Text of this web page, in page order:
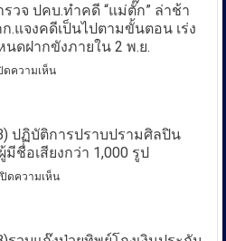
วจ ปคบ.ทำคดี “แม่ตั๊ก” ล่าช้า
.แจงคดีเป็นไปตามขั้นตอน เร่ง
ดฝากขังภายใน 2 พ.ย.
ดความเห็นบน
ผู้
เสีย
โวย
คดี
ปฏิบัติการปราบปรามศิลปิน
ชื่อเสียงกว่า 1,000 รูป
ปิดความเห็นบน